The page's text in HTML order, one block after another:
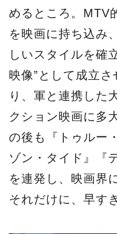
めるところ。MTV
を映画に持ち込み
しいスタイルを確
映像”として成立
り、軍と連携した
クション映画に多
の後も『トゥルー
ゾン・タイド』『
を連発し、映画界
それだけに、早す